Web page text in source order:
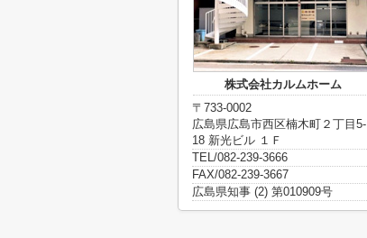
株式会社カルムホーム
〒733-0002
広島県広島市西区楠木町２丁目5-
18 新光ビル １Ｆ
TEL/082-239-3666
FAX/082-239-3667
広島県知事 (2) 第010909号